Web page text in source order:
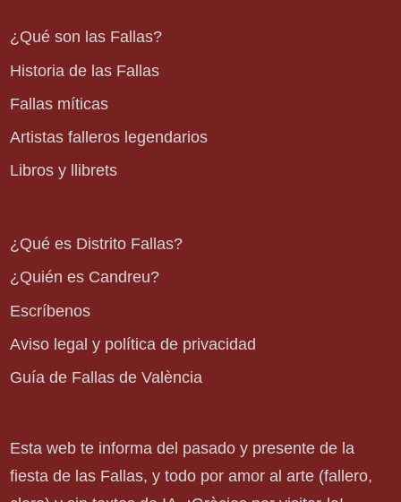
¿Qué son las Fallas?
Historia de las Fallas
Fallas míticas
Artistas falleros legendarios
Libros y llibrets
¿Qué es Distrito Fallas?
¿Quién es Candreu?
Escríbenos
Aviso legal y política de privacidad
Guía de Fallas de València
Esta web te informa del pasado y presente de la
fiesta de las Fallas, y todo por amor al arte (fallero,